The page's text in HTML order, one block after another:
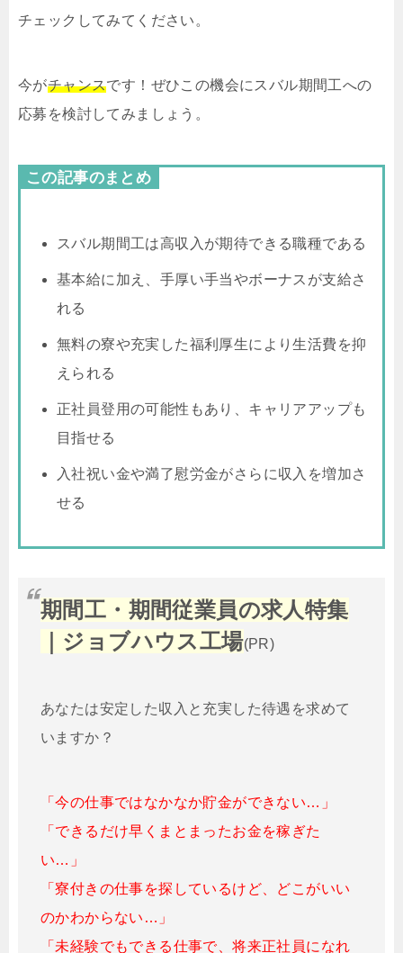
チェックしてみてください。
今がチャンスです！ぜひこの機会にスバル期間工への
応募を検討してみましょう。
この記事のまとめ
スバル期間工は高収入が期待できる職種である
基本給に加え、手厚い手当やボーナスが支給さ
れる
無料の寮や充実した福利厚生により生活費を抑
えられる
正社員登用の可能性もあり、キャリアアップも
目指せる
入社祝い金や満了慰労金がさらに収入を増加さ
せる
期間工・期間従業員の求人特集
｜ジョブハウス工場(PR)
あなたは安定した収入と充実した待遇を求めて
いますか？
「今の仕事ではなかなか貯金ができない…」
「できるだけ早くまとまったお金を稼ぎた
い…」
「寮付きの仕事を探しているけど、どこがいい
のかわからない…」
「未経験でもできる仕事で、将来正社員になれ